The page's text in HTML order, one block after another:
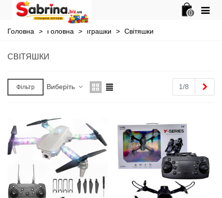
0
Головна > Головна > Іграшки > Світяшки
СВІТЯШКИ
Фільтр Виберіть 1/8